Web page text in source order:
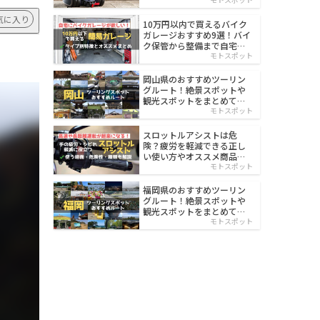
に入り
10万円以内で買えるバイク
ガレージおすすめ9選！バイ
ク保管から整備まで自宅で
モトスポット
岡山県のおすすめツーリン
グルート！絶景スポットや
観光スポットをまとめて紹
モトスポット
スロットルアシストは危
険？疲労を軽減できる正し
い使い方やオススメ商品を
モトスポット
福岡県のおすすめツーリン
グルート！絶景スポットや
観光スポットをまとめて紹
モトスポット